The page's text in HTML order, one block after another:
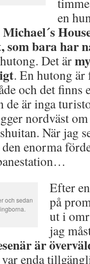
en
Michael´s
som bara har
Det är
. En hutong
och det finns
är inga
nordväst
När jag
enorma
och sedan
Efter
på
ut i
jag
är
enda